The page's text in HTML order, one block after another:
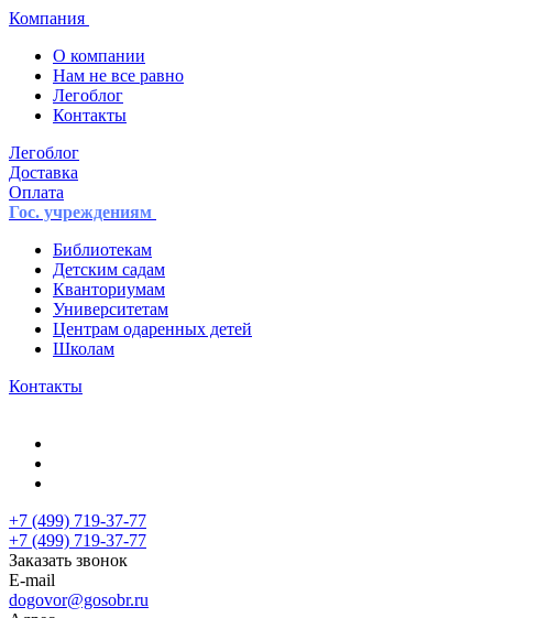
Компания
О компании
Нам не все равно
Легоблог
Контакты
Легоблог
Доставка
Оплата
Гос. учреждениям
Библиотекам
Детским садам
Кванториумам
Университетам
Центрам одаренных детей
Школам
Контакты
+7 (499) 719-37-77
+7 (499) 719-37-77
Заказать звонок
E-mail
dogovor@gosobr.ru